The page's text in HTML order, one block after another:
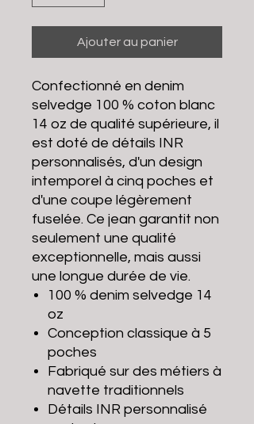
Ajouter au panier
Confectionné en denim
selvedge 100 % coton blanc
14 oz de qualité supérieure, il
est doté de détails INR
personnalisés, d'un design
intemporel à cinq poches et
d'une coupe légèrement
fuselée. Ce jean garantit non
seulement une qualité
exceptionnelle, mais aussi
une longue durée de vie.
100 % denim selvedge 14
oz
Conception classique à 5
poches
Fabriqué sur des métiers à
navette traditionnels
Détails INR personnalisé